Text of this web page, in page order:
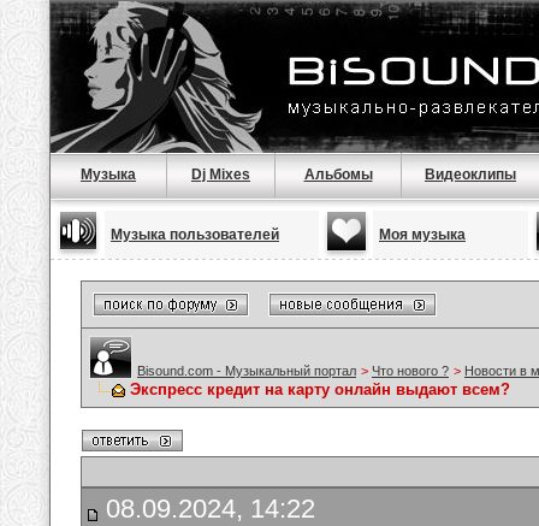
Музыка Dj Mixes Альбомы Видеоклипы
Музыка пользователей Моя музыка
Bisound.com - Музыкальный портал > Что нового ? > Новости в
Экспресс кредит на карту онлайн выдают всем?
08.09.2024, 14:22